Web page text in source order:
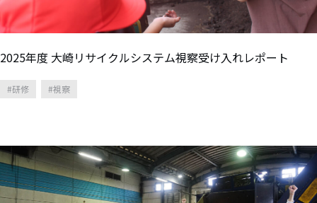
2025年度 大崎リサイクルシステム視察受け入れレポート
研修 視察